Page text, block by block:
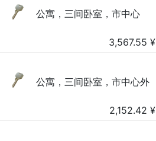
公寓，三间卧室，市中心
3,567.55 ¥
公寓，三间卧室，市中心外
2,152.42 ¥